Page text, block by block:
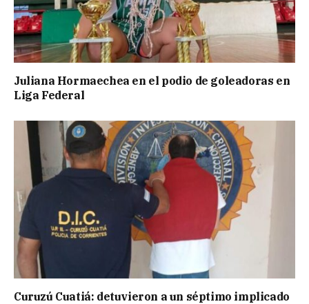
Juliana Hormaechea en el podio de goleadoras en
Liga Federal
Curuzú Cuatiá: detuvieron a un séptimo implicado